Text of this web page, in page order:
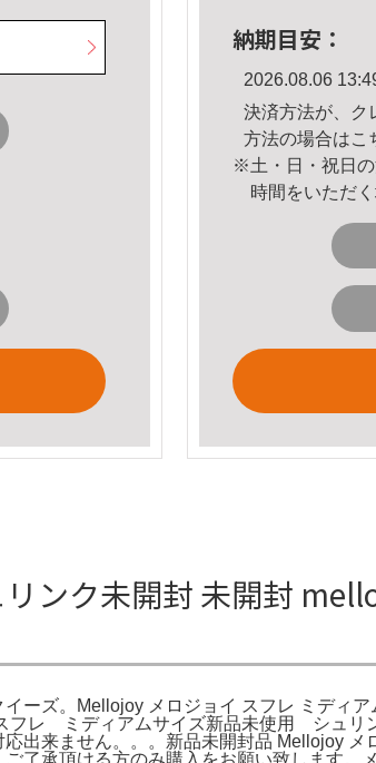
納期目安：
2026.08.06
決済方法が、ク
方法の場合はこ
※土・日・祝日
時間をいただ
ク未開封 未開封
ーズ。Mellojoy メロジョイ スフレ ミディ
フレ ミディアムサイズ新品未使用 シュリ
出来ません。。。新品未開封品 Mellojoy メ
了承頂ける方のみ購入をお願い致します。